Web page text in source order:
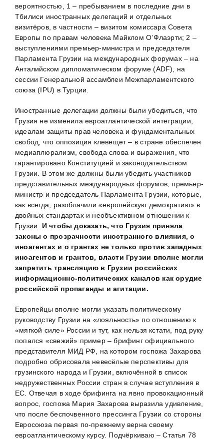
вероятностью, 1 – пребыванием в последние дни в
Тбилиси иностранных делегаций и отдельных
визитёров, в частности – визитом комиссара Совета
Европы по правам человека Майклом О’Флаэрти; 2 –
выступлениями премьер-министра и председателя
Парламента Грузии на международных форумах – на
Анталийском дипломатическом форуме (ADF), на
сессии Генеральной ассамблеи Межпарламентского
союза (IPU) в Турции.
Иностранные делегации должны были убедиться, что
Грузия не изменила евроатлантической интеграции,
идеалам защиты прав человека и фундаментальных
свобод, что оппозиция клевещет – в стране обеспечен
медиаплюрализм, свобода слова и выражения, что
гарантировано Конституцией и законодательством
Грузии. В этом же должны были убедить участников
представительных международных форумов, премьер-
министр и председатель Парламента Грузии, которые,
как всегда, разоблачили «европейскую демократию» в
двойных стандартах и необъективном отношении к
Грузии. И чтобы доказать, что Грузия приняла
законы о прозрачности иностранного влияния, о
иноагентах и о грантах не только против западных
иноагентов и грантов, власти Грузии вполне могли
запретить трансляцию в Грузии российских
информационно-политических каналов как орудие
российской пропаганды и агитации.
Европейцы вполне могли указать политическому
руководству Грузии на «лояльность» по отношению к
«мягкой силе» России и тут, как нельзя кстати, под руку
попался «свежий» пример – брифинг официального
представителя МИД РФ, на котором госпожа Захарова
подробно обрисовала невесёлые перспективы для
грузинского народа и Грузии, включённой в список
недружественных России стран в случае вступления в
ЕС. Отвечая в ходе брифинга на явно провокационный
вопрос, госпожа Мария Захарова выразила удивление,
что после беспочвенного прессинга Грузии со стороны
Евросоюза первая по-прежнему верна своему
евроатлантическому курсу. Подчёркиваю – Статья 78